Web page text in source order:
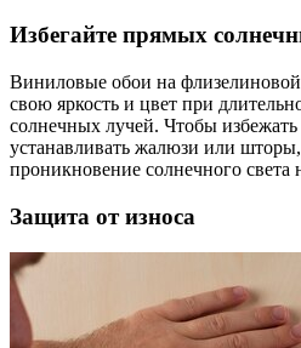
Избегайте прямых
Виниловые обои на флизелиновой
свою яркость и цвет при
солнечных лучей. Чтобы
устанавливать жалюзи или
проникновение солнечного света
Защита от износа